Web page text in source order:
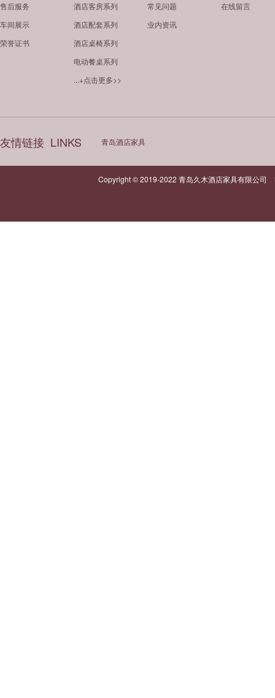
售后服务
车间展示
荣誉证书
酒店客房系列
酒店配套系列
酒店桌椅系列
电动餐桌系列
...+点击更多>>
常见问题
业内资讯
在线留言
友情链接 LINKS 青岛酒店家具
Copyright © 2019-2022 青岛久木酒店家具有限公